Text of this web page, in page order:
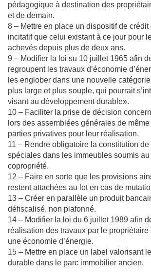
pédagogique à destination des
et de demain.
8 – Mettre en place un dispositif de crédit
incitatif que celui existant à ce jour pour
achevés depuis plus de deux ans.
9 – Modifier la loi su 10 juillet 1965 afin
regroupent les travaux d’économie
les englober dans une nouvelle
plus large et plus souple, qui pourrait
visant au développement durable».
10 – Faciliter la prise de décision
lors des assemblées générales de
parties privatives pour leur réalisation.
11 – Rendre obligatoire la constitution
spéciales dans les immeubles soumis au
copropriété.
12 – Faire en sorte que les provisions
restent attachées au lot en cas de
13 – Créer en parallèle un produit
défiscalisé, non plafonné.
14 – Modifier la loi du 6 juillet 1989 afin
réalisation des travaux par le
une économie d’énergie.
15 – Mettre en place un label valorisant
durable dans le parc immobilier ancien.